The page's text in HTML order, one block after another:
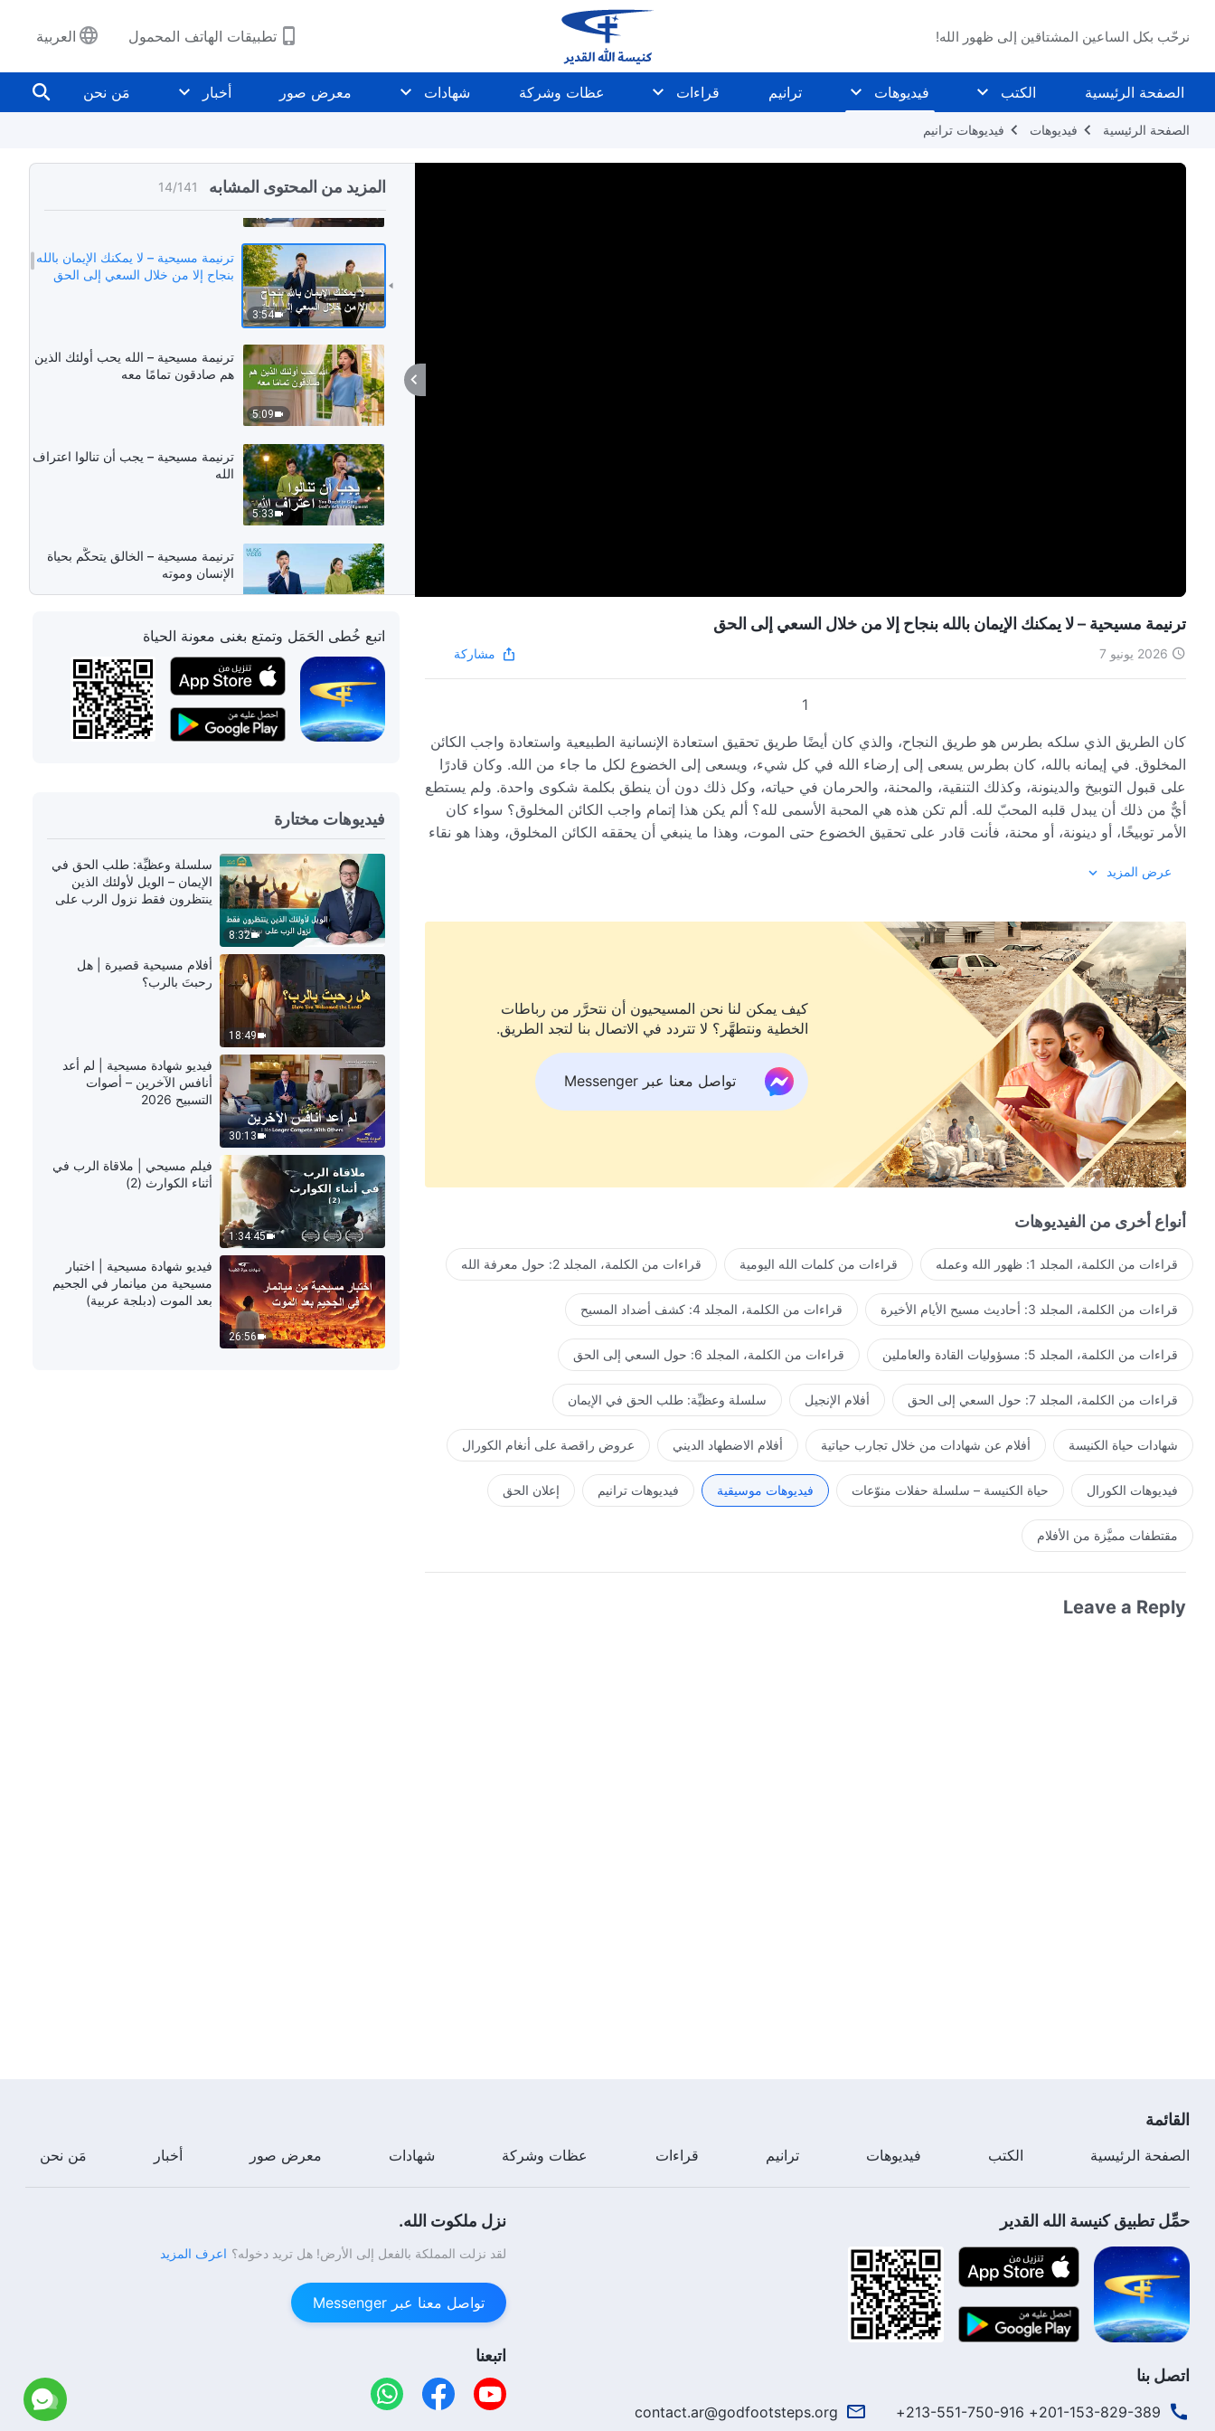
نرحّب بكل الساعين المشتاقين إلى ظهور الله! تطبيقات الهاتف المحمول العربية
الصفحة الرئيسية الكتب فيديوهات ترانيم قراءات عظات وشركة شهادات معرض صور أخبار مَن نحن
الصفحة الرئيسية فيديوهات فيديوهات ترانيم
المزيد من المحتوى المشابه 14/141
4:10
الغاية الأبدية
4:05
3:54
ترنيمة مسيحية – لا يمكنك الإيمان بالله
بنجاح إلا من خلال السعي إلى الحق
5:09
ترنيمة مسيحية – الله يحب أولئك الذين
هم صادقون تمامًا معه
5:33
ترنيمة مسيحية – يجب أن تنالوا اعتراف
الله
ترنيمة مسيحية – الخالق يتحكَّم بحياة
الإنسان وموته
5:20
ترنيمة مسيحية – ينبغي للكائنات
المخلوقة أن تخضع للخالق
4:45
ترنيمة مسيحية – الخالق وحده يشعر
بمحبة حانية تجاه هذا الجنس البشري
6:47
ترنيمة مسيحية – البشرية الفاسدة
تحتاج إلى خلاص الله
4:59
ترنيمة مسيحية – يهدف الإخضاع في
المرحلة الأخيرة إلى خلاص البشر
4:44
ترنيمة مسيحية – سلطان الخالق لا يتغيَّر
5:04
ترنيمة مسيحية – يتحكم الشيطان في
أفكار الناس من خلال الشهرة والربح
ترنيمة مسيحية – توبيخ الله ودينونته هما
ترنيمة مسيحية – ما السبب في ألم
ترنيمة مسيحية – لا يمكنك الإيمان بالله بنجاح إلا من خلال السعي إلى الحق
2026 يونيو 7 مشاركة
1
كان الطريق الذي سلكه بطرس هو طريق النجاح، والذي كان أيضًا طريق تحقيق استعادة الإنسانية الطبيعية واستعادة واجب الكائن
المخلوق. في إيمانه بالله، كان بطرس يسعى إلى إرضاء الله في كل شيء، ويسعى إلى الخضوع لكل ما جاء من الله. وكان قادرًا
على قبول التوبيخ والدينونة، وكذلك التنقية، والمحنة، والحرمان في حياته، وكل ذلك دون أن ينطق بكلمة شكوى واحدة. ولم يستطع
أيٌّ من ذلك أن يبدل قلبه المحبّ لله. ألم تكن هذه هي المحبة الأسمى لله؟ ألم يكن هذا إتمام واجب الكائن المخلوق؟ سواء كان
الأمر توبيخًا، أو دينونة، أو محنة، فأنت قادر على تحقيق الخضوع حتى الموت، وهذا ما ينبغي أن يحققه الكائن المخلوق، وهذا هو نقاء
إذا استطاع الإنسان تحقيق هذا القدر، فهو كائن مخلوق يفي بالمعايير، ولا يوجد ما يرضي مقاصد الخالق أفضل من ذلك. تخيل أنك
قادر على أن تعمل من أجل الله لكنك لا تخضع لله ولا تستطيع أن تحبه محبة حقيقية. بهذه الطريقة، لن تكون قد فشلت في تتميم
واجب الكائن المخلوق فحسب، وإنما سوف تُدان أيضًا من قبل الله، وذلك لأنك شخص لا يملك الحق ولا يقدر على الخضوع لله،
ويتمرد على الله. إنك تهتم فقط بالعمل من أجل الله، ولا تهتم بتطبيق الحق أو معرفة نفسك؛ إنك لا تفهم الخالق أو تعرفه، ولا
تخضع للخالق أو تحبه، وأنت شخصٌ متمرد على الله بالفطرة. ولهذه الأسباب، لا يُحِبُّ الخالقُ مثل هؤلاء الناس.
عرض المزيد
كيف يمكن لنا نحن المسيحيون أن نتحرَّر من رباطات
الخطية ونتطهَّر؟ لا تتردد في الاتصال بنا لتجد الطريق.
تواصل معنا عبر Messenger
أنواع أخرى من الفيديوهات
قراءات من الكلمة، المجلد 1: ظهور الله وعمله قراءات من كلمات الله اليومية قراءات من الكلمة، المجلد 2: حول معرفة الله
قراءات من الكلمة، المجلد 3: أحاديث مسيح الأيام الأخيرة قراءات من الكلمة، المجلد 4: كشف أضداد المسيح
قراءات من الكلمة، المجلد 5: مسؤوليات القادة والعاملين قراءات من الكلمة، المجلد 6: حول السعي إلى الحق
قراءات من الكلمة، المجلد 7: حول السعي إلى الحق أفلام الإنجيل سلسلة وعظيِّة: طلب الحق في الإيمان
شهادات حياة الكنيسة أفلام عن شهادات من خلال تجارب حياتية أفلام الاضطهاد الديني عروض راقصة على أنغام الكورال
فيديوهات الكورال حياة الكنيسة – سلسلة حفلات منوّعات فيديوهات موسيقية فيديوهات ترانيم إعلان الحق
مقتطفات مميَّزة من الأفلام
Leave a Reply
اتبع خُطى الحَمَل وتمتع بغنى معونة الحياة
فيديوهات مختارة
8:32
سلسلة وعظيِّة: طلب الحق في
الإيمان – الويل لأولئك الذين
ينتظرون فقط نزول الرب على
18:49
أفلام مسيحية قصيرة | هل
رحبتَ بالرب؟
30:13
فيديو شهادة مسيحية | لم أعد
أنافس الآخرين – أصوات
التسبيح 2026
1:34:45
فيلم مسيحي | ملاقاة الرب في
أثناء الكوارث (2)
26:56
فيديو شهادة مسيحية | اختبار
مسيحية من ميانمار في الجحيم
بعد الموت (دبلجة عربية)
القائمة
الصفحة الرئيسية الكتب فيديوهات ترانيم قراءات عظات وشركة شهادات معرض صور أخبار مَن نحن
حمِّل تطبيق كنيسة الله القدير
اتصل بنا
201-153-829-389+ 213-551-750-916+
contact.ar@godfootsteps.org
نزل ملكوت الله.
لقد نزلت المملكة بالفعل إلى الأرض! هل تريد دخوله؟ اعرف المزيد
تواصل معنا عبر Messenger
اتبعنا